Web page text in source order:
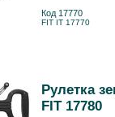
Код 17770
FIT IT 17770
Рулетка
FIT 17780